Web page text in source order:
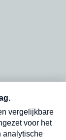
in
Verzend